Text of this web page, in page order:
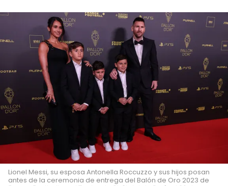
Lionel Messi, su esposa Antonella Roccuzzo y sus hijos posan
antes de la ceremonia de entrega del Balón de Oro 2023 de